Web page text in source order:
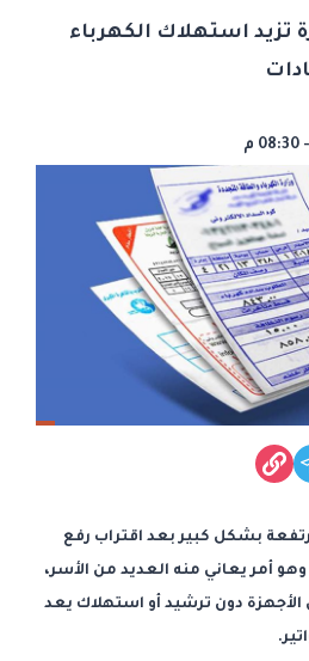
تزيد استهلاك الكهرباء
بشكل كبير بعد اقتراب رفع
أمر يعاني منه العديد من الأسر،
دون ترشيد أو استهلاك يعد